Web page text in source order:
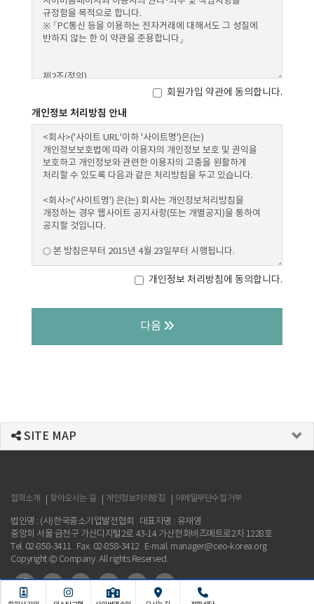
회원가입 약관에 동의합니다.
개인정보 처리방침 안내
개인정보 처리방침에 동의합니다.
다음
SITE MAP
협회소개 찾아오시는 길 개인정보처리방침 이메일무단수집거부
법인명 : (사)한국중소기업발전협회
대표자명 : 유재영
중앙회 서울 금천구 가산디지털2로 43-14 가산한화비즈메트로2차 1228호
Tel. 02-858-3411 Fax. 02-858-3412 E-mail. manager@ceo-korea.org
Copyright © Company. All rights Reserved.